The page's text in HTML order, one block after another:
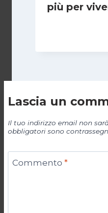
più per
Lascia un
Il tuo indirizzo email non
obbligatori sono
Commento *